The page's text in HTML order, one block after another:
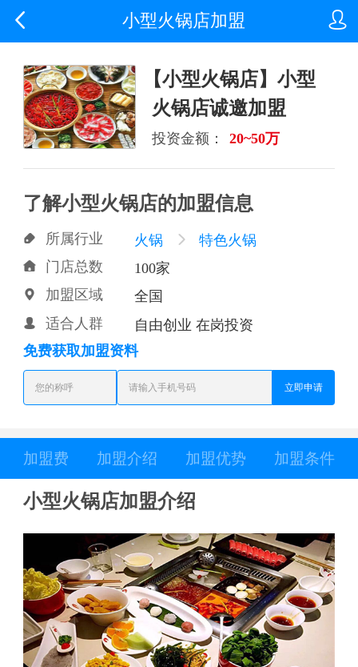

 小型火锅店加盟
【小型火锅店】小型
火锅店诚邀加盟
投资金额： 20~50万
了解小型火锅店的加盟信息
 所属行业 火锅  特色火锅
 门店总数 100家
 加盟区域 全国
 适合人群
自由创业 在岗投资
免费获取加盟资料
立即申请
加盟费 加盟介绍 加盟优势 加盟条件
小型火锅店加盟介绍